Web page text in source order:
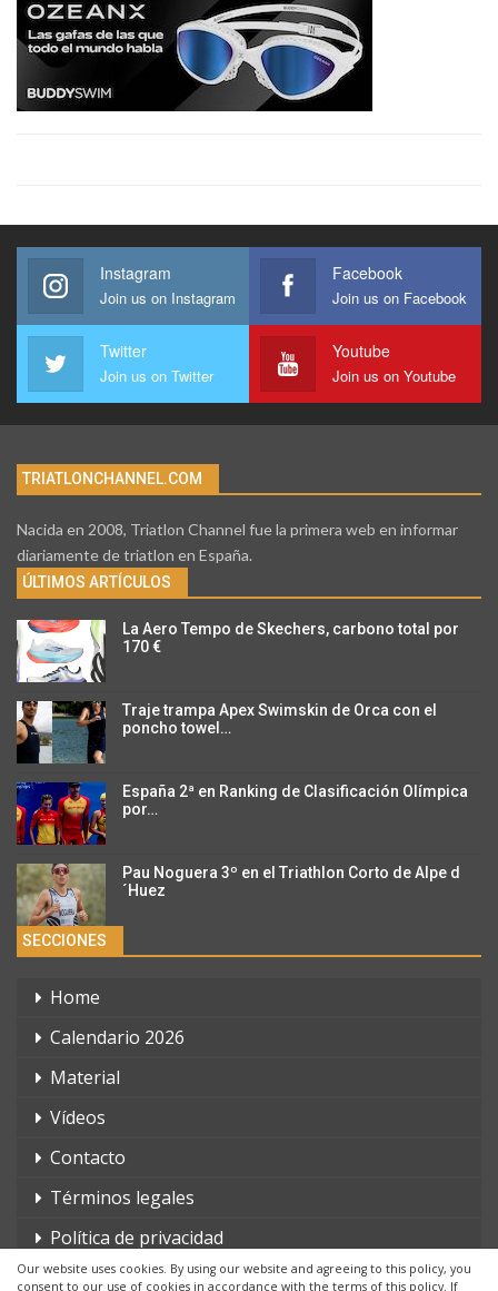
Our website uses cookies. By using our website and agreeing to this policy, you
consent to our use of cookies in accordance with the terms of this policy. If
Instagram
Join us on Instagram
Facebook
Join us on Facebook
Twitter
Join us on Twitter
Youtube
Join us on Youtube
TRIATLONCHANNEL.COM
Nacida en 2008, Triatlon Channel fue la primera web en informar
diariamente de triatlon en España.
ÚLTIMOS ARTÍCULOS
La Aero Tempo de Skechers, carbono total por
170 €
Traje trampa Apex Swimskin de Orca con el
poncho towel…
España 2ª en Ranking de Clasificación Olímpica
por…
Pau Noguera 3º en el Triathlon Corto de Alpe d
´Huez
SECCIONES
Home
Calendario 2026
Material
Vídeos
Contacto
Términos legales
Política de privacidad